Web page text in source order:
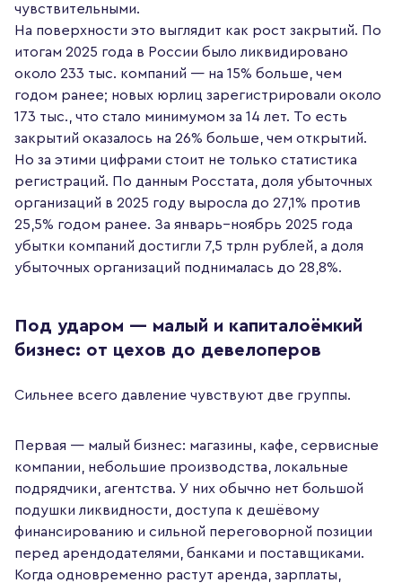
чувствительными.
На поверхности это выглядит как рост закрытий. По
итогам 2025 года в России было ликвидировано
около 233 тыс. компаний — на 15% больше, чем
годом ранее; новых юрлиц зарегистрировали около
173 тыс., что стало минимумом за 14 лет. То есть
закрытий оказалось на 26% больше, чем открытий.
Но за этими цифрами стоит не только статистика
регистраций. По данным Росстата, доля убыточных
организаций в 2025 году выросла до 27,1% против
25,5% годом ранее. За январь–ноябрь 2025 года
убытки компаний достигли 7,5 трлн рублей, а доля
убыточных организаций поднималась до 28,8%.
Под ударом — малый и капиталоёмкий
бизнес: от цехов до девелоперов
Сильнее всего давление чувствуют две группы.
Первая — малый бизнес: магазины, кафе, сервисные
компании, небольшие производства, локальные
подрядчики, агентства. У них обычно нет большой
подушки ликвидности, доступа к дешёвому
финансированию и сильной переговорной позиции
перед арендодателями, банками и поставщиками.
Когда одновременно растут аренда, зарплаты,